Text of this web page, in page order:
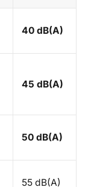
40 dB(A)
45 dB(A)
50 dB(A)
55 dB(A)